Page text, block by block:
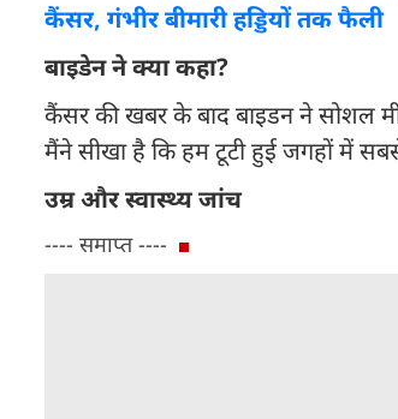
कैंसर, गंभीर बीमारी हड्डियों तक फैली
बाइडेन ने क्या कहा?
कैंसर की खबर के बाद बाइडन ने सोशल
मैंने सीखा है कि हम टूटी हुई जगहों में
उम्र और स्वास्थ्य जांच
---- समाप्त ----